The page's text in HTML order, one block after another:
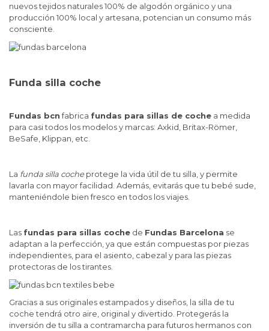
nuevos tejidos naturales 100% de algodón orgánico y una
producción 100% local y artesana, potencian un consumo más
consciente.
Funda silla coche
Fundas bcnfabrica fundas para sillas de coche a medida
para casi todos los modelos y marcas: Axkid, Britax-Römer,
BeSafe, Klippan, etc.
La funda silla cocheprotege la vida útil de tu silla, y permite
lavarla con mayor facilidad. Además, evitarás que tu bebé sude,
manteniéndole bien fresco en todos los viajes.
Las fundas para sillas coche de Fundas Barcelona se
adaptan a la perfección, ya que están compuestas por piezas
independientes, para el asiento, cabezal y para las piezas
protectoras de los tirantes.
Gracias a sus originales estampados y diseños, la silla de tu
coche tendrá otro aire, original y divertido. Protegerás la
inversión de tu silla a contramarcha para futuros hermanos con